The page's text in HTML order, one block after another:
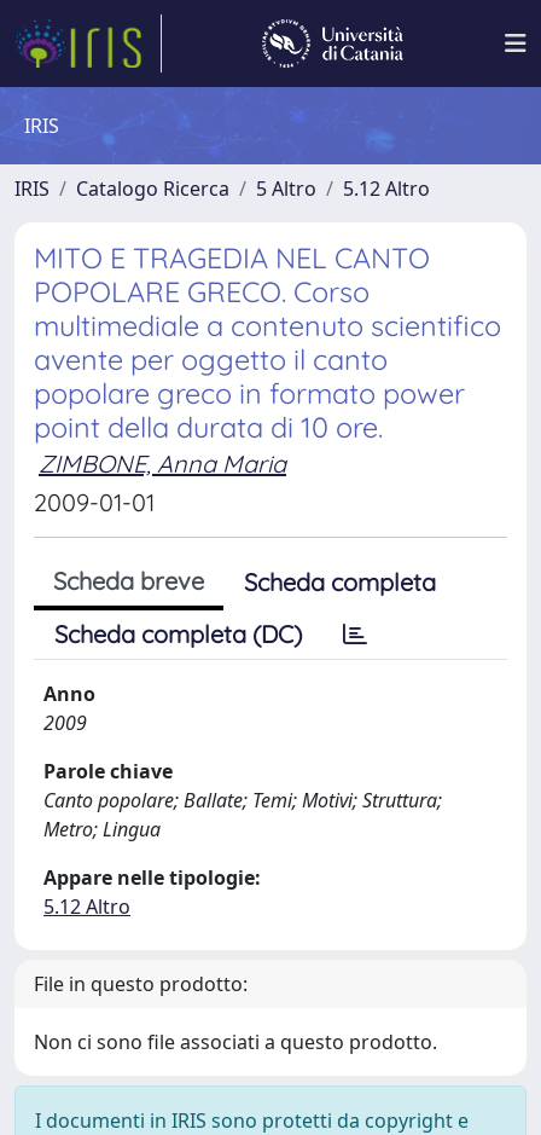
IRIS
IRIS Catalogo Ricerca 5 Altro 5.12 Altro
MITO E TRAGEDIA NEL CANTO
POPOLARE GRECO. Corso
multimediale a contenuto scientifico
avente per oggetto il canto
popolare greco in formato power
point della durata di 10 ore.
ZIMBONE, Anna Maria
2009-01-01
Scheda breve
Scheda completa
Scheda completa (DC)
Anno
2009
Parole chiave
Canto popolare; Ballate; Temi; Motivi; Struttura;
Metro; Lingua
Appare nelle tipologie:
5.12 Altro
File in questo prodotto:
Non ci sono file associati a questo prodotto.
I documenti in IRIS sono protetti da copyright e